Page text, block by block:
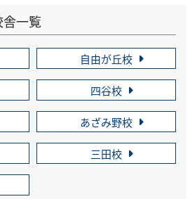
舎一覧
自由が丘校
四谷校
あざみ野校
三田校